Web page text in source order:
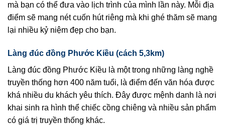
mà bạn có thể đưa vào lịch trình của mình lần này. Mỗi địa
điểm sẽ mang nét cuốn hút riêng mà khi ghé thăm sẽ mang
lại nhiều kỷ niệm đẹp cho bạn.
Làng đúc đồng Phước Kiều (cách 5,3km)
Làng đúc đồng Phước Kiều là một trong những làng nghề
truyền thống hơn 400 năm tuổi, là điểm đến văn hóa được
khá nhiều du khách yêu thích. Đây được mệnh danh là nơi
khai sinh ra hình thể chiếc cồng chiêng và nhiều sản phẩm
có giá trị truyền thống khác.